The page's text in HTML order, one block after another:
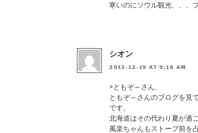
寒いのにソウル観光、、、
シオン
2013-12-19 AT 9:18 AM
>ともぞ～さん、
ともぞ～さんのブログを見
です。
北海道はその代わり夏が過
風楽ちゃんもストーブ前を